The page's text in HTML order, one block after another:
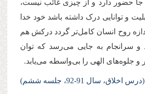
حضور دارد و از چیزی غائب نیست،
و توانایی درک داشته باشد خود خدا
روح انسان کامل‌تر گردد درکش هم
و سرانجام به جایی می‌رسد که توان
و جلوه‌های الهی را بی‌واسطه می‌یابد.
(درس‌ اخلاق، سال 91-92، جلسه ششم)